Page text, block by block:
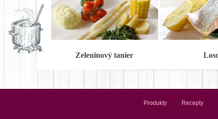
Zeleninový tanier
Produkty Recepty